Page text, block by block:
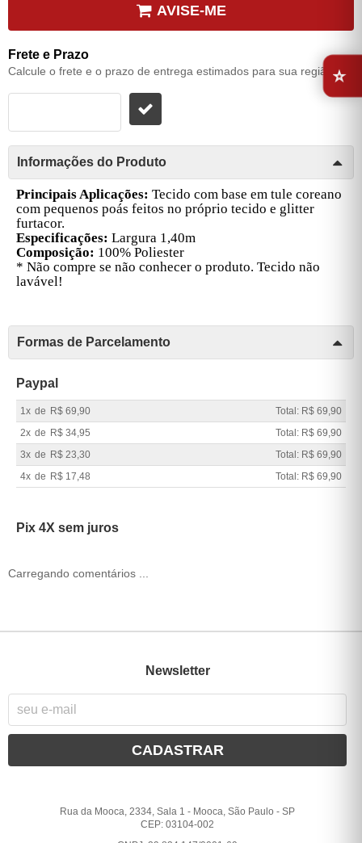
AVISE-ME
Frete e Prazo
Calcule o frete e o prazo de entrega estimados para sua região:
Informações do Produto
Principais Aplicações: Tecido com base em tule coreano
com pequenos poás feitos no próprio tecido e glitter
furtacor.
Especificações: Largura 1,40m
Composição: 100% Poliester
* Não compre se não conhecer o produto. Tecido não
lavável!
Formas de Parcelamento
Paypal
1x de R$ 69,90
Total: R$ 69,90
2x de R$ 34,95
Total: R$ 69,90
3x de R$ 23,30
Total: R$ 69,90
4x de R$ 17,48 Total: R$ 69,90
Pix 4X sem juros
Carregando comentários ...
Newsletter
CADASTRAR
Rua da Mooca, 2334, Sala 1 - Mooca, São Paulo -SP
CEP: 03104-002
⭐